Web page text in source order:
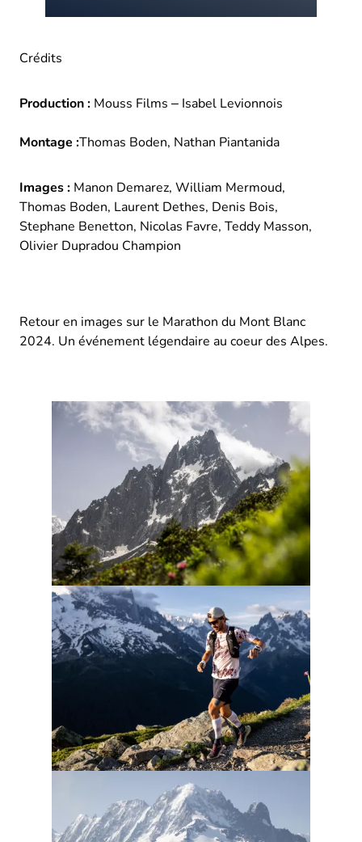
Crédits
Production : Mouss Films – Isabel Levionnois
Montage :Thomas Boden, Nathan Piantanida
Images : Manon Demarez, William Mermoud,
Thomas Boden, Laurent Dethes, Denis Bois,
Stephane Benetton, Nicolas Favre, Teddy Masson,
Olivier Dupradou Champion
Retour en images sur le Marathon du Mont Blanc
2024. Un événement légendaire au coeur des Alpes.